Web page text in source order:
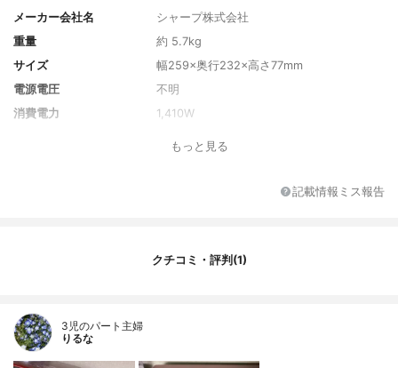
メーカー会社名
シャープ株式会社
重量
約 5.7kg
サイズ
幅259×奥行232×高さ77mm
電源電圧
不明
消費電力
1,410W
焼き網、コーティングトレイ、メニュー
もっと見る
記載情報ミス報告
クチコミ・評判(1)
3児のパート主婦
りるな